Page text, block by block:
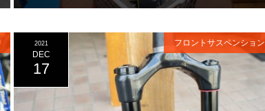
2021
DEC
17
フロントサスペンション